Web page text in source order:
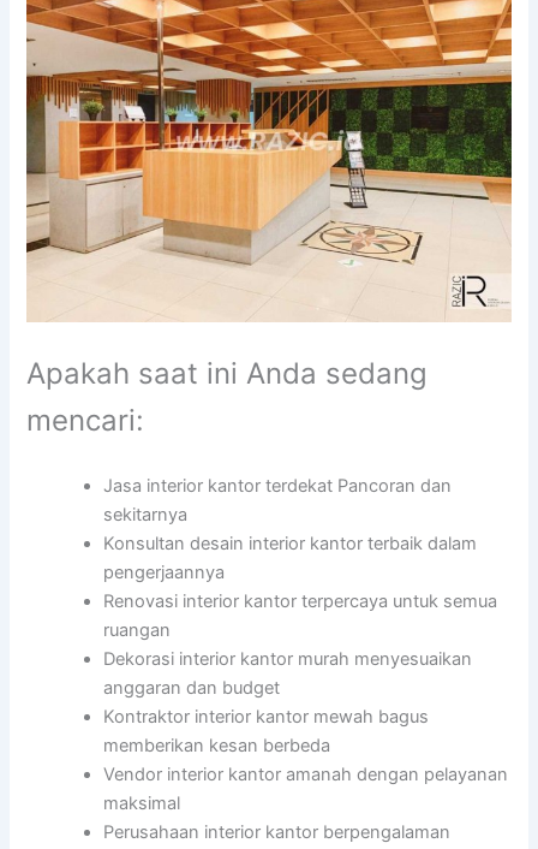
Apakah saat ini Anda sedang
mencari:
Jasa interior kantor terdekat Pancoran dan
sekitarnya
Konsultan desain interior kantor terbaik dalam
pengerjaannya
Renovasi interior kantor terpercaya untuk semua
ruangan
Dekorasi interior kantor murah menyesuaikan
anggaran dan budget
Kontraktor interior kantor mewah bagus
memberikan kesan berbeda
Vendor interior kantor amanah dengan pelayanan
maksimal
Perusahaan interior kantor berpengalaman